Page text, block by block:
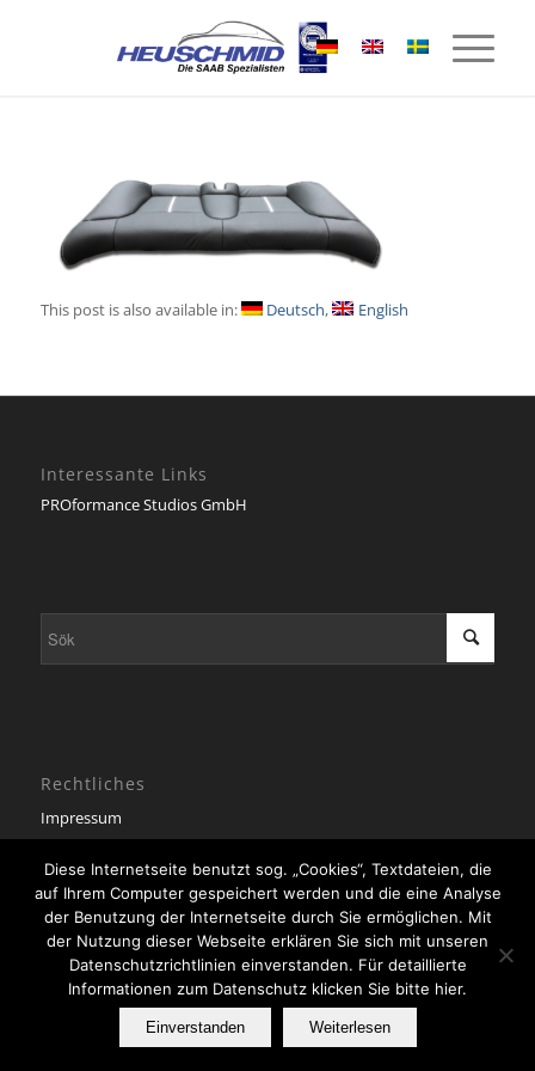
This post is also available in: Deutsch English
Interessante Links
PROformance Studios GmbH
Rechtliches
Impressum
English Svenska
Diese Internetseite benutzt sog. „Cookies“, Textdateien, die
auf Ihrem Computer gespeichert werden und die eine Analyse
der Benutzung der Internetseite durch Sie ermöglichen. Mit
der Nutzung dieser Webseite erklären Sie sich mit unseren
Datenschutzrichtlinien einverstanden. Für detaillierte
Informationen zum Datenschutz klicken Sie bitte hier.
Einverstanden Weiterlesen